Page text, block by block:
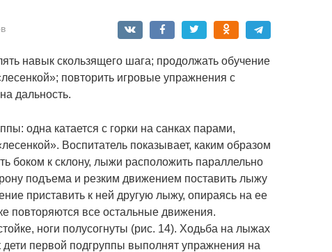
навык скользящего шага; продолжать обучение
повторить игровые упражнения с
дальность.
одна катается с горки на санках парами,
Воспитатель показывает, каким образом
боком к склону, лыжи расположить параллельно
подъема и резким движением поставить лыжу
приставить к ней другую лыжу, опираясь на ее
повторяются все остальные движения.
ноги полусогнуты (рис. 14). Ходьба на лыжах
первой подгруппы выполнят упражнения на